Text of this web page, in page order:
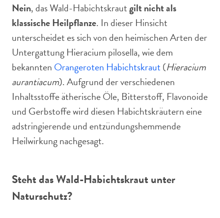
Nein, das Wald-Habichtskrautgilt nicht als
klassische Heilpflanze. In dieser Hinsicht
unterscheidet es sich von den heimischen Arten der
Untergattung Hieracium pilosella, wie dem
bekannten Orangeroten Habichtskraut(Hieracium
aurantiacum). Aufgrund der verschiedenen
Inhaltsstoffe ätherische Öle, Bitterstoff, Flavonoide
und Gerbstoffe wird diesen Habichtskräutern eine
adstringierende und entzündungshemmende
Heilwirkung nachgesagt.
Steht das Wald-Habichtskraut unter
Naturschutz?